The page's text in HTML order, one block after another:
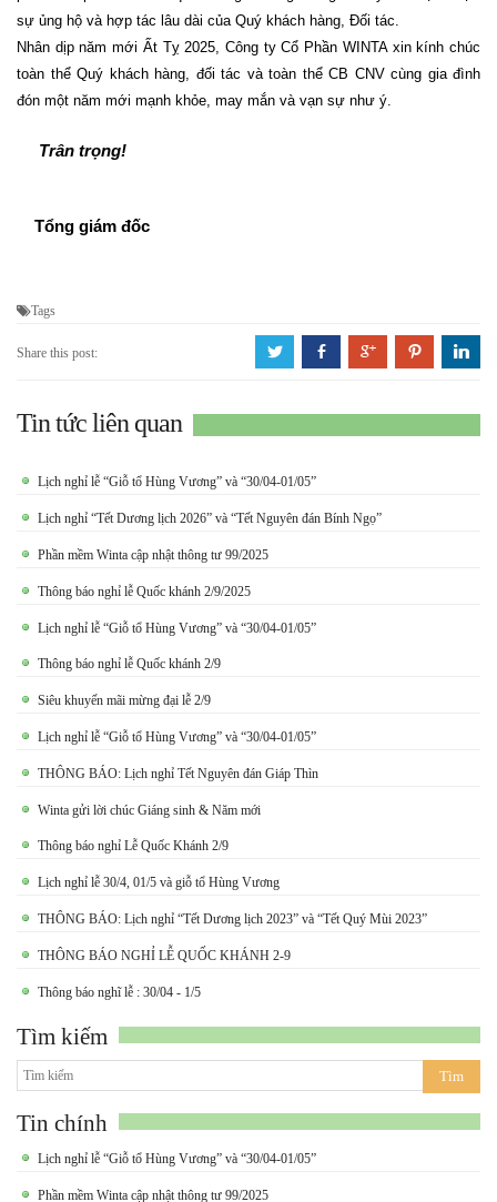
sự ủng hộ và hợp tác lâu dài của Quý khách hàng, Đối tác.
Nhân dịp năm mới Ất Tỵ 2025, Công ty Cổ Phần WINTA xin kính chúc
toàn thể Quý khách hàng, đối tác và toàn thể CB CNV cùng gia đình
đón một năm mới mạnh khỏe, may mắn và vạn sự như ý.
Trân trọng!
Tổng giám đốc
Tags
Share this post: a b c d j
Tin tức liên quan
Lịch nghỉ lễ “Giỗ tổ Hùng Vương” và “30/04-01/05”
Lịch nghỉ “Tết Dương lịch 2026” và “Tết Nguyên đán Bính Ngọ”
Phần mềm Winta cập nhật thông tư 99/2025
Thông báo nghỉ lễ Quốc khánh 2/9/2025
Lịch nghỉ lễ “Giỗ tổ Hùng Vương” và “30/04-01/05”
Thông báo nghỉ lễ Quốc khánh 2/9
Siêu khuyến mãi mừng đại lễ 2/9
Lịch nghỉ lễ “Giỗ tổ Hùng Vương” và “30/04-01/05”
THÔNG BÁO: Lịch nghỉ Tết Nguyên đán Giáp Thìn
Winta gửi lời chúc Giáng sinh & Năm mới
Thông báo nghỉ Lễ Quốc Khánh 2/9
Lịch nghỉ lễ 30/4, 01/5 và giỗ tổ Hùng Vương
THÔNG BÁO: Lịch nghỉ “Tết Dương lịch 2023” và “Tết Quý Mùi 2023”
THÔNG BÁO NGHỈ LỄ QUỐC KHÁNH 2-9
Thông báo nghĩ lễ : 30/04 - 1/5
Tìm kiếm
Tin chính
Lịch nghỉ lễ “Giỗ tổ Hùng Vương” và “30/04-01/05”
Phần mềm Winta cập nhật thông tư 99/2025